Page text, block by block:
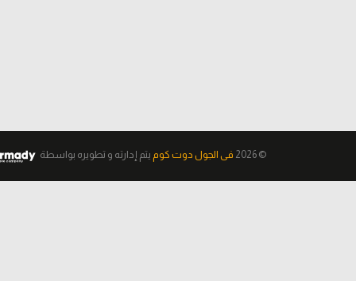
© 2026 فى الجول دوت كوم يتم إدارته و تطويره بواسطة